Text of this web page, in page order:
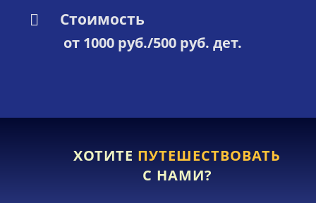
Стоимость
от 1000 руб./500 руб. дет.
ХОТИТЕ ПУТЕШЕСТВОВАТЬ
С НАМИ?